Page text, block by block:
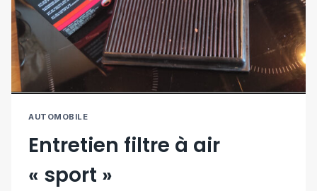
AUTOMOBILE
Entretien filtre à air
« sport »